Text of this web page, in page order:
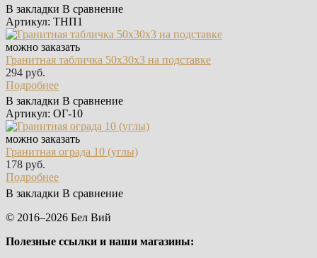
В закладки В сравнение
Артикул: ТНП1
можно заказать
Гранитная табличка 50х30х3 на подставке
294 руб.
Подробнее
В закладки В сравнение
Артикул: ОГ-10
можно заказать
Гранитная ограда 10 (углы)
178 руб.
Подробнее
В закладки В сравнение
© 2016–2026 Бел Вий
Полезные ссылки и наши магазины: